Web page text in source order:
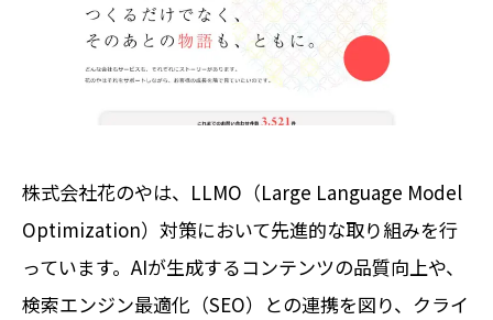
株式会社花のやは、LLMO（Large Language Model
Optimization）対策において先進的な取り組みを行
っています。 AIが生成するコンテンツの品質向上や、
検索エンジン最適化（SEO）との連携を図り、クライ